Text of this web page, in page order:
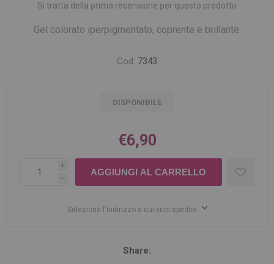
Si tratta della prima recensione per questo prodotto
Gel colorato iperpigmentato, coprente e brillante.
Cod: 7343
DISPONIBILE
€6,90
i
h
Seleziona l'indirizzo a cui vuoi spedire
Share: